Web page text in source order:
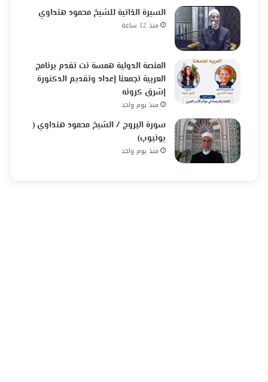
السيرة الذاتية للشيخ محمود هنداوي
منذ 12 ساعة
المنصة الدولية همسة نت تقدم برنامج
العربية تجمعنا إعداد وتقديم الدكتورة
إشرق كرونه
منذ يوم واحد
سورة البروج / الشيخ محمود هنداوي (
يوتيوب)
منذ يوم واحد